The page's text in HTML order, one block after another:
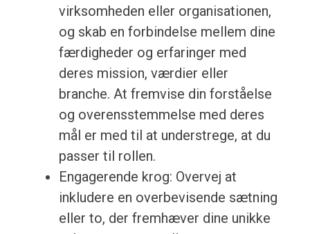
virksomheden eller organisationen,
og skab en forbindelse mellem dine
færdigheder og erfaringer med
deres mission, værdier eller
branche. At fremvise din forståelse
og overensstemmelse med deres
mål er med til at understrege, at du
passer til rollen.
Engagerende krog: Overvej at
inkludere en overbevisende sætning
eller to, der fremhæver dine unikke